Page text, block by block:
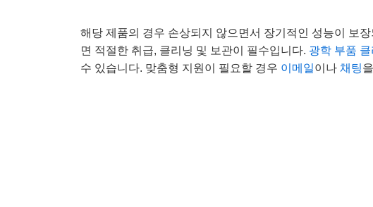
해당 제품의 경우 손상되지 않으면서 장기적인 성능이 보
면 적절한 취급, 클리닝 및 보관이 필수입니다. 광학 부품 클
수 있습니다. 맞춤형 지원이 필요할 경우 이메일이나 채팅